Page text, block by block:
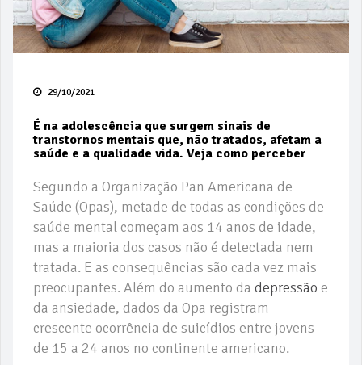
29/10/2021
É na adolescência que surgem sinais de
transtornos mentais que, não tratados, afetam a
saúde e a qualidade vida. Veja como perceber
Segundo a Organização Pan Americana de
Saúde (Opas), metade de todas as condições de
saúde mental começam aos 14 anos de idade,
mas a maioria dos casos não é detectada nem
tratada. E as consequências são cada vez mais
preocupantes. Além do aumento da depressão e
da ansiedade, dados da Opa registram
crescente ocorrência de suicídios entre jovens
de 15 a 24 anos no continente americano.